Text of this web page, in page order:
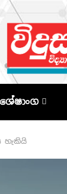
හැකියි